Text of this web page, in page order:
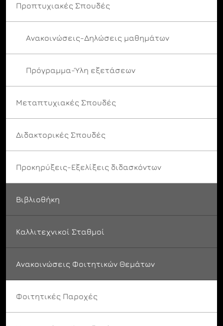
Προπτυχιακές Σπουδές
Ανακοινώσεις-Δηλώσεις μαθημάτων
Πρόγραμμα-Ύλη εξετάσεων
Μεταπτυχιακές Σπουδές
Διδακτορικές Σπουδές
Προκηρύξεις-Εξελίξεις διδασκόντων
Βιβλιοθήκη
Καλλιτεχνικοί Σταθμοί
Ανακοινώσεις Φοιτητικών Θεμάτων
Φοιτητικές Παροχές